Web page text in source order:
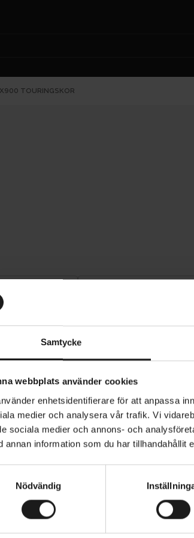
Samtycke
webbplats använder cookies
enhetsidentifierare för att anpassa
medier och analysera vår trafik. Vi
sociala medier och annons- och
annan information som du har
Nödvändig
TOURINGSKOR
Shimano SH-EX900
Medelhög design med
noggrant justerbar
vandring
fötterna bekvämt torra
Yttersula av ULTREAD
Allmänt
ANVÄNDARE
SKOR - TYP